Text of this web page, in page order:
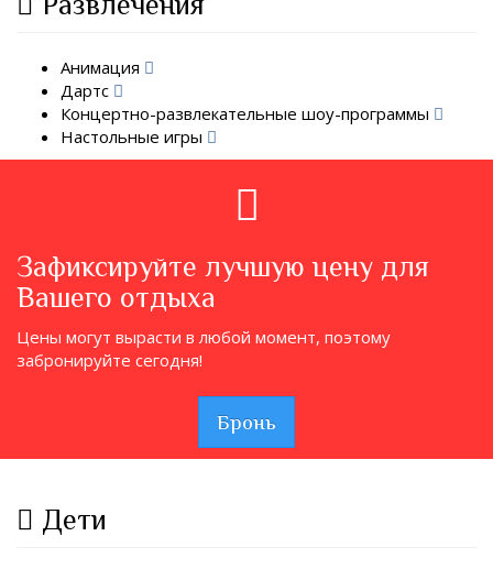
Анимация
Дартс
Концертно-развлекательные шоу-программы
Настольные игры
Зафиксируйте лучшую цену для
Вашего отдыха
Цены могут вырасти в любой момент, поэтому
забронируйте сегодня!
Бронь
Дети